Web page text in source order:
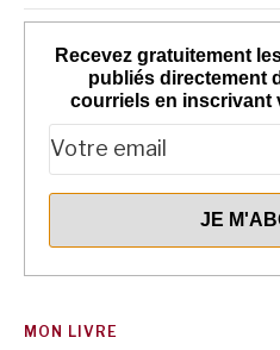
Recevez gratuitement
publiés directement
courriels en inscrivant
MON LIVRE